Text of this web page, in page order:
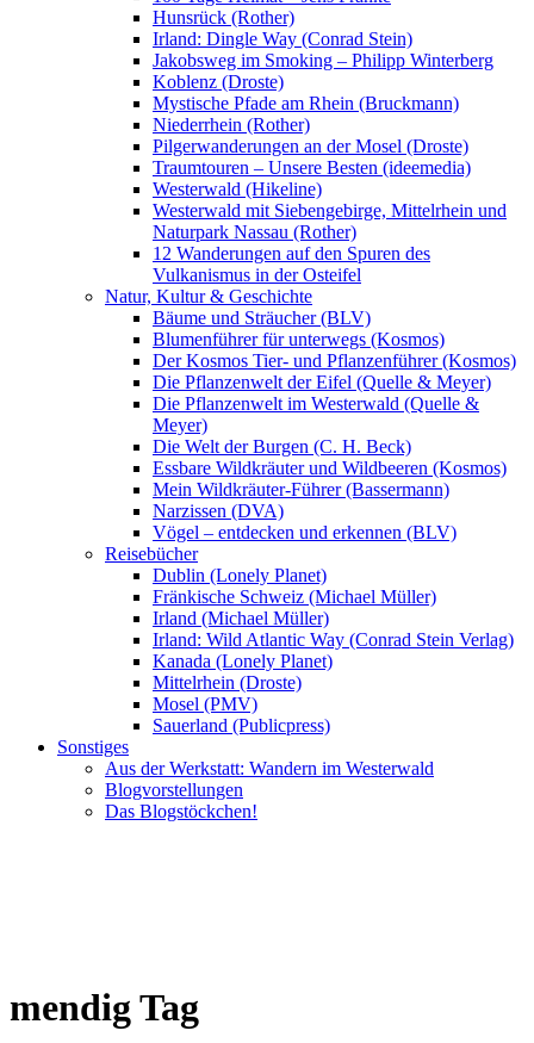
Hunsrück (Rother)
Irland: Dingle Way (Conrad Stein)
Jakobsweg im Smoking – Philipp Winterberg
Koblenz (Droste)
Mystische Pfade am Rhein (Bruckmann)
Niederrhein (Rother)
Pilgerwanderungen an der Mosel (Droste)
Traumtouren – Unsere Besten (ideemedia)
Westerwald (Hikeline)
Westerwald mit Siebengebirge, Mittelrhein und
Naturpark Nassau (Rother)
12 Wanderungen auf den Spuren des
Vulkanismus in der Osteifel
Natur, Kultur & Geschichte
Bäume und Sträucher (BLV)
Blumenführer für unterwegs (Kosmos)
Der Kosmos Tier- und Pflanzenführer (Kosmos)
Die Pflanzenwelt der Eifel (Quelle & Meyer)
Die Pflanzenwelt im Westerwald (Quelle &
Meyer)
Die Welt der Burgen (C. H. Beck)
Essbare Wildkräuter und Wildbeeren (Kosmos)
Mein Wildkräuter-Führer (Bassermann)
Narzissen (DVA)
Vögel – entdecken und erkennen (BLV)
Reisebücher
Dublin (Lonely Planet)
Fränkische Schweiz (Michael Müller)
Irland (Michael Müller)
Irland: Wild Atlantic Way (Conrad Stein Verlag)
Kanada (Lonely Planet)
Mittelrhein (Droste)
Mosel (PMV)
Sauerland (Publicpress)
Sonstiges
Aus der Werkstatt: Wandern im Westerwald
Blogvorstellungen
Das Blogstöckchen!
mendig Tag